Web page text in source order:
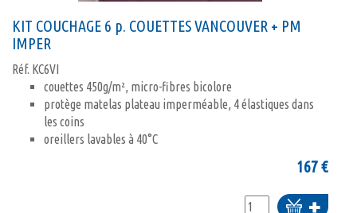
KIT COUCHAGE 6 p. COUETTES VANCOUVER + PM
IMPER
Réf. KC6VI
couettes 450g/m², micro-fibres bicolore
protège matelas plateau imperméable, 4 élastiques dans
les coins
oreillers lavables à 40°C
167€
Ajouter